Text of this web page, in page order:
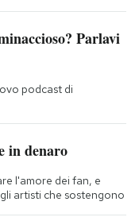
Parlavi
podcast di
in denaro
l'amore dei fan, e
artisti che sostengono